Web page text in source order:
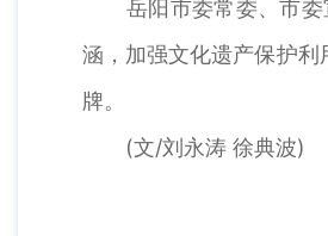
岳阳市委常委、市委宣
涵，加强文化遗产保护利
牌。
(文/刘永涛 徐典波)